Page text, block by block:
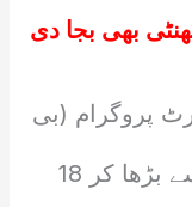
بھی بجا دی
پروگرام (بی
آئی ایس پی) کی رقم 14,500 سے بڑھا کر 18